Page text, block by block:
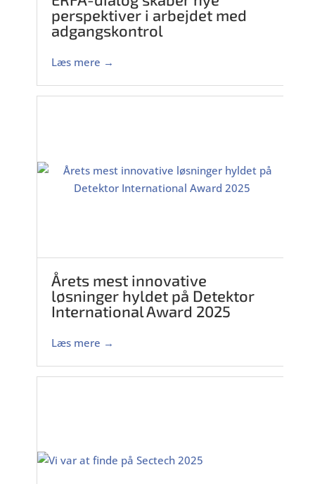
perspektiver i arbejdet med
adgangskontrol
Læs mere →
Årets mest innovative
løsninger hyldet på Detektor
International Award 2025
Læs mere →